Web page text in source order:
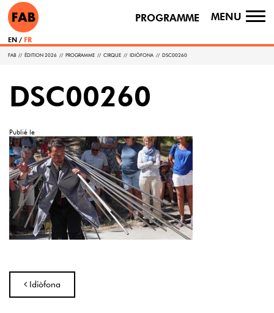
PROGRAMME MENU
EN FR
FAB // ÉDITION 2026 // PROGRAMME // CIRQUE // IDIÒFONA // DSC00260
DSC00260
Publié le
Navigation
Idiòfona